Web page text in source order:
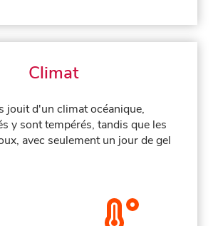
Climat
jouit d'un climat océanique,
y sont tempérés, tandis que les
avec seulement un jour de gel